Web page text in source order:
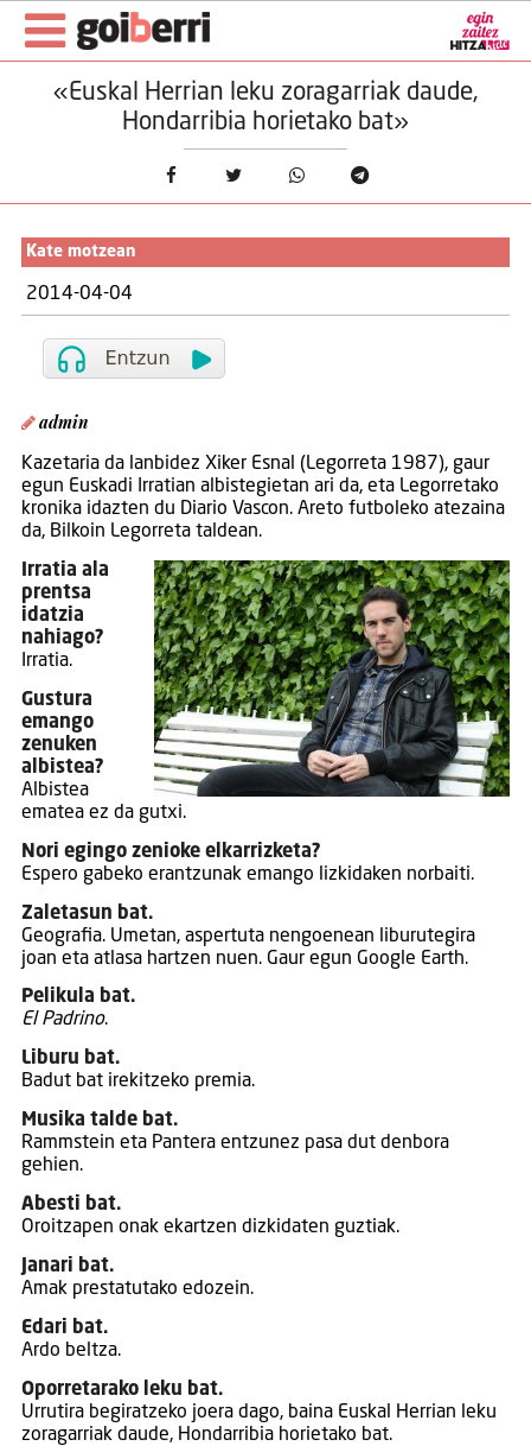
«Euskal Herrian leku zoragarriak daude,
Hondarribia horietako bat»
Kate motzean
2014-04-04
admin
Kazetaria da lanbidez Xiker Esnal (Legorreta 1987), gaur
egun Euskadi Irratian albistegietan ari da, eta Legorretako
kronika idazten du Diario Vascon. Areto futboleko atezaina
da, Bilkoin Legorreta taldean.
Irratia ala
prentsa
idatzia
nahiago?
Irratia.
Gustura
emango
zenuken
albistea?
Albistea
ematea ez da gutxi.
Nori egingo zenioke elkarrizketa?
Espero gabeko erantzunak emango lizkidaken norbaiti.
Zaletasun bat.
Geografia. Umetan, aspertuta nengoenean liburutegira
joan eta atlasa hartzen nuen. Gaur egun Google Earth.
Pelikula bat.
El Padrino.
Liburu bat.
Badut bat irekitzeko premia.
Musika talde bat.
Rammstein eta Pantera entzunez pasa dut denbora
gehien.
Abesti bat.
Oroitzapen onak ekartzen dizkidaten guztiak.
Janari bat.
Amak prestatutako edozein.
Edari bat.
Ardo beltza.
Oporretarako leku bat.
Urrutira begiratzeko joera dago, baina Euskal Herrian leku
zoragarriak daude, Hondarribia horietako bat.